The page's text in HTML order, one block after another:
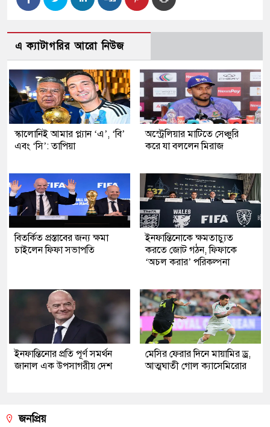
এ ক্যাটাগরির আরো নিউজ
স্কালোনিই আমার প্ল্যান ‘এ’, ‘বি’
এবং ‘সি’: তাপিয়া
অস্ট্রেলিয়ার মাটিতে সেঞ্চুরি
করে যা বললেন মিরাজ
বিতর্কিত প্রস্তাবের জন্য ক্ষমা
চাইলেন ফিফা সভাপতি
ইনফান্তিনোকে ক্ষমতাচ্যুত
করতে জোট গঠন, ফিফাকে
‘অচল করার’ পরিকল্পনা
ইনফান্তিনোর প্রতি পূর্ণ সমর্থন
জানাল এক উপসাগরীয় দেশ
মেসির ফেরার দিনে মায়ামির ড্র,
আত্মঘাতী গোল ক্যাসেমিরোর
জনপ্রিয়